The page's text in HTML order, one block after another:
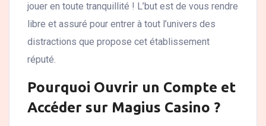
jouer en toute tranquillité ! L’but est de vous rendre
libre et assuré pour entrer à tout l’univers des
distractions que propose cet établissement
réputé.
Pourquoi Ouvrir un Compte et
Accéder sur Magius Casino ?